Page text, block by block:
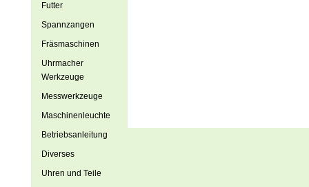
Futter
Spannzangen
Fräsmaschinen
Uhrmacher
Werkzeuge
Messwerkzeuge
Maschinenleuchte
Betriebsanleitung
Diverses
Uhren und Teile